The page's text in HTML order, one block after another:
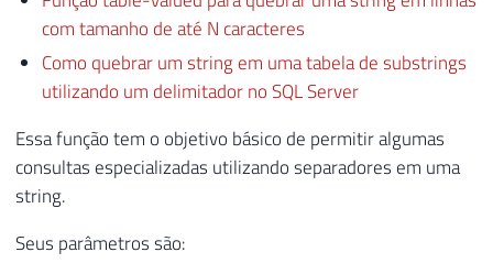
com tamanho de até N caracteres
Como quebrar um string em uma tabela de substrings
utilizando um delimitador no SQL Server
Essa função tem o objetivo básico de permitir algumas
consultas especializadas utilizando separadores em uma
string.
Seus parâmetros são: